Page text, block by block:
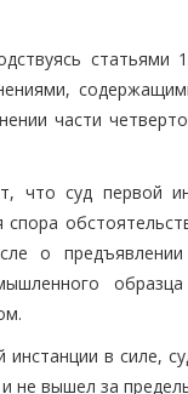
части
что суд первой
о
в силе,
не вышел за